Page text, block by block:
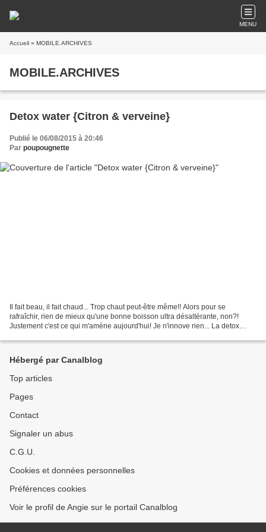
MENU
Accueil » MOBILE.ARCHIVES
MOBILE.ARCHIVES
Detox water {Citron & verveine}
Publié le 06/08/2015 à 20:46
Par poupougnette
Il fait beau, il fait chaud... Trop chaut peut-être même!! Alors pour se
rafraîchir, rien de mieux qu'une bonne boisson ultra désaltérante, non?!
Justement c'est ce qui m'amène aujourd'hui! Je n'innove rien... La detox
Hébergé par Canalblog
Top articles
Pages
Contact
Signaler un abus
C.G.U.
Cookies et données personnelles
Préférences cookies
Voir le profil de Angie sur le portail Canalblog